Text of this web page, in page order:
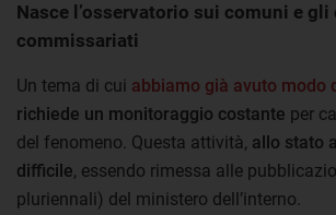
Nasce l’osservatorio sui comuni e gli
commissariati
Un tema di cui abbiamo già avuto modo
richiede un monitoraggio costante per
del fenomeno. Questa attività, allo stato
difficile, essendo rimessa alle
pluriennali) del ministero dell’interno.